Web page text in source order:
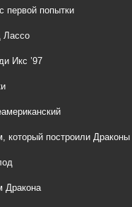
первой попытки
Лассо
Икс ’97
который построили Драконы
Дракона